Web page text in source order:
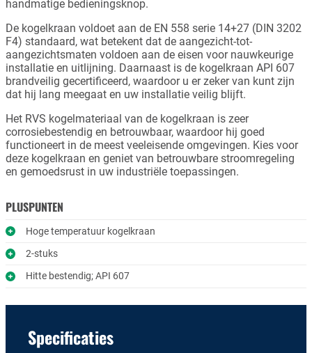
handmatige bedieningsknop.
De kogelkraan voldoet aan de EN 558 serie 14+27 (DIN 3202
F4) standaard, wat betekent dat de aangezicht-tot-
aangezichtsmaten voldoen aan de eisen voor nauwkeurige
installatie en uitlijning. Daarnaast is de kogelkraan API 607
brandveilig gecertificeerd, waardoor u er zeker van kunt zijn
dat hij lang meegaat en uw installatie veilig blijft.
Het RVS kogelmateriaal van de kogelkraan is zeer
corrosiebestendig en betrouwbaar, waardoor hij goed
functioneert in de meest veeleisende omgevingen. Kies voor
deze kogelkraan en geniet van betrouwbare stroomregeling
en gemoedsrust in uw industriële toepassingen.
PLUSPUNTEN
Hoge temperatuur kogelkraan
2-stuks
Hitte bestendig; API 607
Specificaties